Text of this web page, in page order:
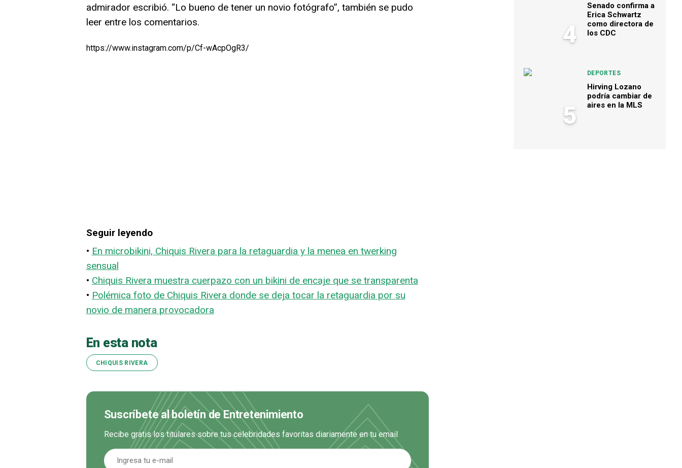
admirador escribió. “Lo bueno de tener un novio fotógrafo”, también se pudo
leer entre los comentarios.
https://www.instagram.com/p/Cf-wAcpOgR3/
Seguir leyendo
• En microbikini, Chiquis Rivera para la retaguardia y la menea en twerking
sensual
• Chiquis Rivera muestra cuerpazo con un bikini de encaje que se transparenta
• Polémica foto de Chiquis Rivera donde se deja tocar la retaguardia por su
novio de manera provocadora
En esta nota
CHIQUIS RIVERA
Suscríbete al boletín de Entretenimiento
Recibe gratis los titulares sobre tus celebridades favoritas diariamente en tu email
4
Senado confirma a
Erica Schwartz
como directora de
los CDC
5
DEPORTES
Hirving Lozano
podría cambiar de
aires en la MLS